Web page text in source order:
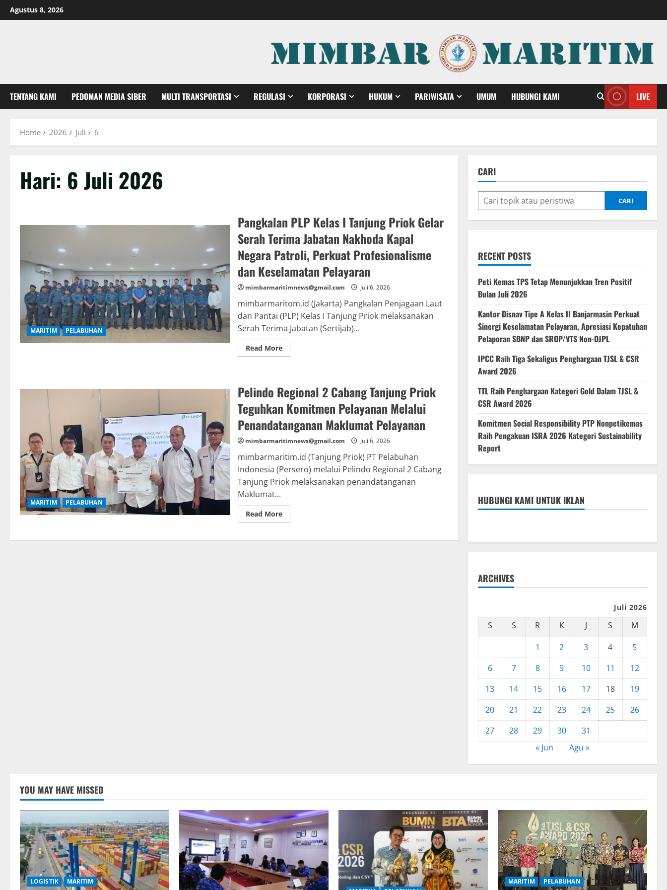
Skip
to
Agustus 8, 2026
TENTANG KAMI PEDOMAN MEDIA SIBER MULTI TRANSPORTASI REGULASI KORPORASI HUKUM PARIWISATA UMUM HUBUNGI KAMI LIVE
Home 2026 Juli 6
Hari: 6 Juli 2026
MARITIM PELABUHAN
Pangkalan PLP Kelas I Tanjung Priok Gelar
Serah Terima Jabatan Nakhoda Kapal
Negara Patroli, Perkuat Profesionalisme
dan Keselamatan Pelayaran
mimbarmaritimnews@gmail.com Juli 6, 2026
mimbarmaritom.id (Jakarta) Pangkalan Penjagaan Laut
dan Pantai (PLP) Kelas I Tanjung Priok melaksanakan
Serah Terima Jabatan (Sertijab)...
Read MoreRead
more
I
Tanjung
Priok
Gelar
Serah
Terima
Jabatan
Nakhoda
Kapal
Negara
Patroli,
Perkuat
Profesionalisme
dan
Keselamatan
MARITIM PELABUHAN
Pelindo Regional 2 Cabang Tanjung Priok
Teguhkan Komitmen Pelayanan Melalui
Penandatanganan Maklumat Pelayanan
mimbarmaritimnews@gmail.com Juli 6, 2026
mimbarmaritim.id (Tanjung Priok) PT Pelabuhan
Indonesia (Persero) melalui Pelindo Regional 2 Cabang
Tanjung Priok melaksanakan penandatanganan
Maklumat...
Read MoreRead
more
Regional
CARI
CARI
RECENT POSTS
Peti Kemas TPS Tetap Menunjukkan Tren Positif
Bulan Juli 2026
Kantor Disnav Tipe A Kelas II Banjarmasin Perkuat
Sinergi Keselamatan Pelayaran, Apresiasi Kepatuhan
Pelaporan SBNP dan SROP/VTS Non-DJPL
IPCC Raih Tiga Sekaligus Penghargaan TJSL & CSR
Award 2026
TTL Raih Penghargaan Kategori Gold Dalam TJSL &
CSR Award 2026
Komitmen Social Responsibility PTP Nonpetikemas
Raih Pengakuan ISRA 2026 Kategori Sustainability
Report
HUBUNGI KAMI UNTUK IKLAN
ARCHIVES
Juli 2026
S S R K J S
M
1
2 3 4
5
6
7 8 9 10 11
12
13
14 15 16 17 18
19
20
21 22 23 24 25
26
27
28 29 30
31
« Jun
Agu »
YOU MAY HAVE MISSED
LOGISTIK
MARITIM
MARITIM PELABUHAN